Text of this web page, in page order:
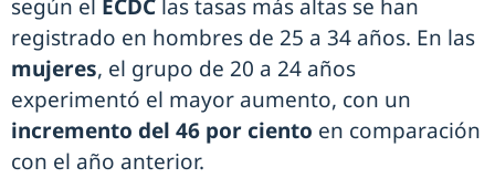
según el ECDC las tasas más altas se han
registrado en hombres de 25 a 34 años. En las
mujeres, el grupo de 20 a 24 años
experimentó el mayor aumento, con un
incremento del 46 por ciento en comparación
con el año anterior.